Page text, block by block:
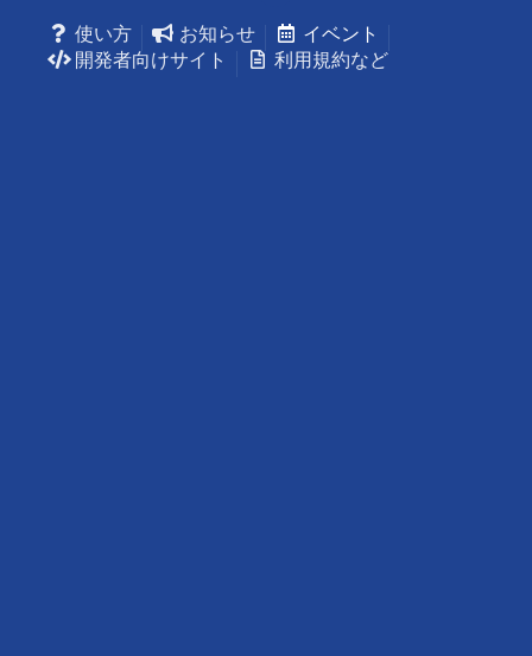
使い方
お知らせ
イベント
開発者向けサイト
利用規約など